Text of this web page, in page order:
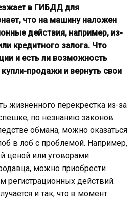
в ГИБДД для
что на машину наложен
действия, например, из-
кредитного залога. Что
и есть ли возможность
продажи и вернуть свои
жизненного перекрестка из-за
по незнанию законов
обмана, можно оказаться
в лоб с проблемой. Например,
ценой или уговорами
можно приобрести
регистрационных действий.
и так, что в момент